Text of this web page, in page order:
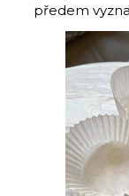
předem